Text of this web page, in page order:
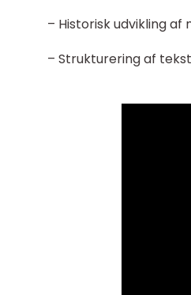
– Historisk udvikling
– Strukturering af